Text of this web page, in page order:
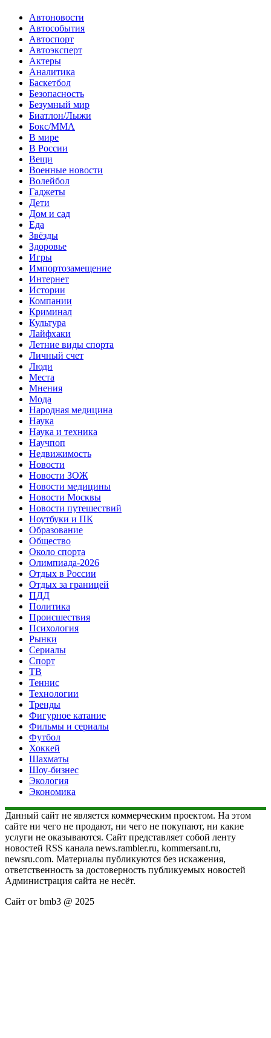
Автоновости
Автособытия
Автоспорт
Автоэксперт
Актеры
Аналитика
Баскетбол
Безопасность
Безумный мир
Биатлон/Лыжи
Бокс/MMA
В мире
В России
Вещи
Военные новости
Волейбол
Гаджеты
Дети
Дом и сад
Еда
Звёзды
Здоровье
Игры
Импортозамещение
Интернет
Истории
Компании
Криминал
Культура
Лайфхаки
Летние виды спорта
Личный счет
Люди
Места
Мнения
Мода
Народная медицина
Наука
Наука и техника
Научпоп
Недвижимость
Новости
Новости ЗОЖ
Новости медицины
Новости Москвы
Новости путешествий
Ноутбуки и ПК
Образование
Общество
Около спорта
Олимпиада-2026
Отдых в России
Отдых за границей
ПДД
Политика
Происшествия
Психология
Рынки
Сериалы
Спорт
ТВ
Теннис
Технологии
Тренды
Фигурное катание
Фильмы и сериалы
Футбол
Хоккей
Шахматы
Шоу-бизнес
Экология
Экономика
Данный сайт не является коммерческим проектом. На этом
сайте ни чего не продают, ни чего не покупают, ни какие
услуги не оказываются. Сайт представляет собой ленту
новостей RSS канала news.rambler.ru, kommersant.ru,
newsru.com. Материалы публикуются без искажения,
ответственность за достоверность публикуемых новостей
Администрация сайта не несёт.
Сайт от bmb3 @ 2025